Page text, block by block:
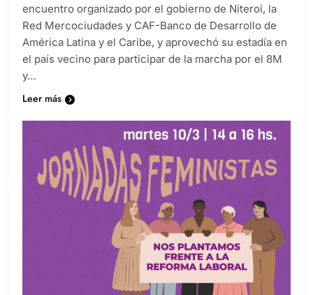
encuentro organizado por el gobierno de Niteroi, la
Red Mercociudades y CAF-Banco de Desarrollo de
América Latina y el Caribe, y aprovechó su estadía en
el país vecino para participar de la marcha por el 8M
y…
Leer más